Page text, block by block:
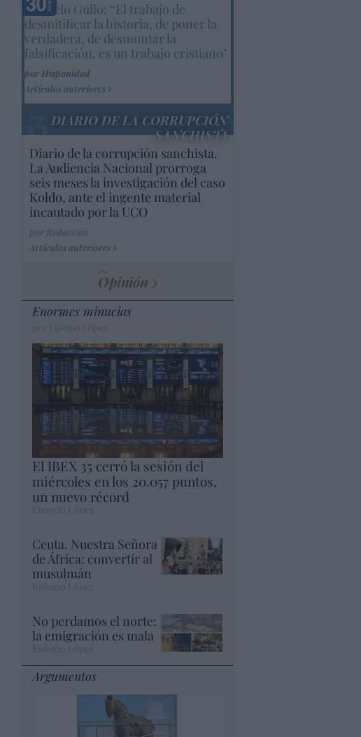
Marcelo Gullo: “El trabajo de
desmitificar la historia, de poner la
verdadera, de desmontar la
falsificación, es un trabajo cristiano"
por Hispanidad
Artículos anteriores
DIARIO DE LA CORRUPCIÓN
SANCHISTA
Diario de la corrupción sanchista.
La Audiencia Nacional prorroga
seis meses la investigación del caso
Koldo, ante el ingente material
incautado por la UCO
Artículos anteriores
Opinión
Enormes minucias
El IBEX 35 cerró la sesión del
miércoles en los 20.057 puntos,
un nuevo récord
Ceuta. Nuestra Señora
de África: convertir al
musulmán
No perdamos el norte:
la emigración es mala
Argumentos